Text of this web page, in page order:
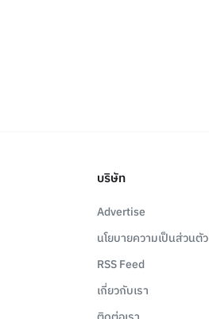
บริษัท
Advertise
นโยบายความเป็นส่วนตัว
RSS Feed
เกี่ยวกับเรา